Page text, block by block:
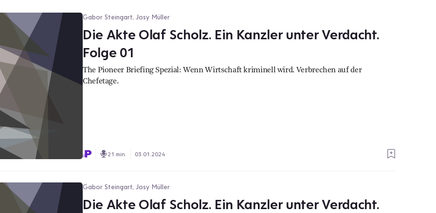
Gabor Steingart, Josy Müller
Die Akte Olaf Scholz. Ein Kanzler unter Verdacht.
Folge 01
The Pioneer Briefing Spezial: Wenn Wirtschaft kriminell wird. Verbrechen auf der
Chefetage.
21 min. 03.01.2024
Gabor Steingart, Josy Müller
Die Akte Olaf Scholz. Ein Kanzler unter Verdacht.